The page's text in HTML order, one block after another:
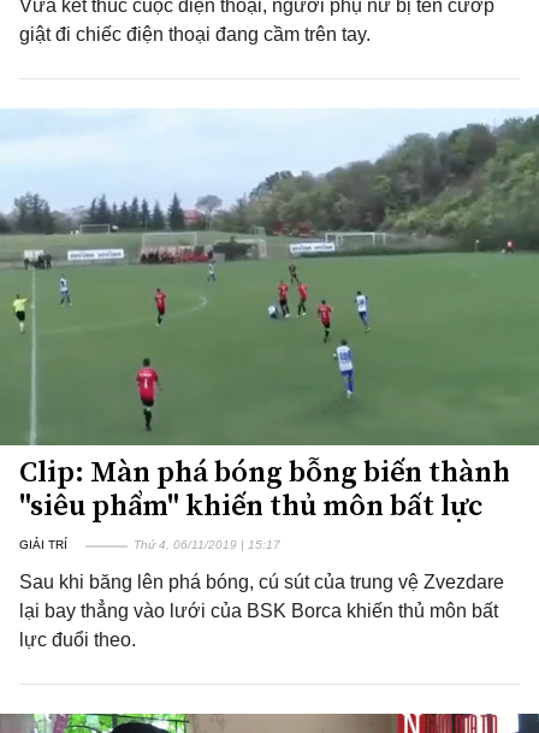
Vừa kết thúc cuộc điện thoại, người phụ nữ bị tên cướp
giật đi chiếc điện thoại đang cầm trên tay.
Clip: Màn phá bóng bỗng biến thành
"siêu phẩm" khiến thủ môn bất lực
GIẢI TRÍ Thứ 4, 06/11/2019 | 15:17
Sau khi băng lên phá bóng, cú sút của trung vệ Zvezdare
lại bay thẳng vào lưới của BSK Borca khiến thủ môn bất
lực đuổi theo.